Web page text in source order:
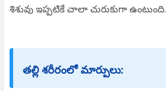
శిశువు ఇప్పటికే చాలా చురుకుగా ఉంటుంది.
తల్లి శరీరంలో మార్పులు: